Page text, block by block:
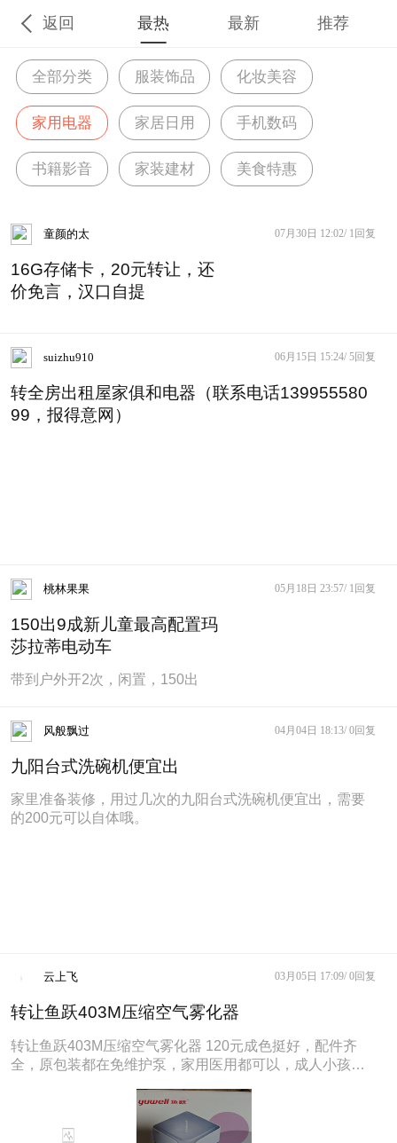
返回 最热 最新 推荐
全部分类 服装饰品 化妆美容
家用电器 家居日用 手机数码
书籍影音 家装建材 美食特惠
童颜的太 07月30日 12:02/ 1回复
16G存储卡，20元转让，还
价免言，汉口自提
suizhu910 06月15日 15:24/ 5回复
转全房出租屋家俱和电器（联系电话139955580
99，报得意网）
桃林果果 05月18日 23:57/ 1回复
150出9成新儿童最高配置玛
莎拉蒂电动车
带到户外开2次，闲置，150出
风般飘过 04月04日 18:13/ 0回复
九阳台式洗碗机便宜出
家里准备装修，用过几次的九阳台式洗碗机便宜出，需要
的200元可以自体哦。
云上飞 03月05日 17:09/ 0回复
转让鱼跃403M压缩空气雾化器
转让鱼跃403M压缩空气雾化器 120元成色挺好，配件齐
全，原包装都在免维护泵，家用医用都可以，成人小孩都